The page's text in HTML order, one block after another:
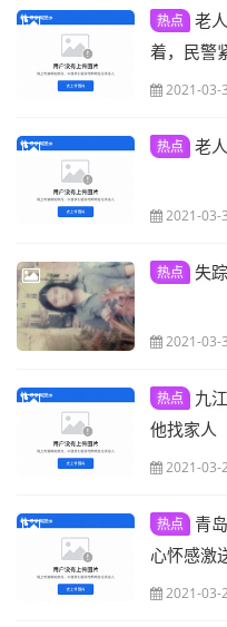
热点
老
着，民警
2021-03-
热点 老
2021-03-
热点 失
2021-03-
热点
九
他找家人
2021-03-
热点
青
心怀感激
2021-03-